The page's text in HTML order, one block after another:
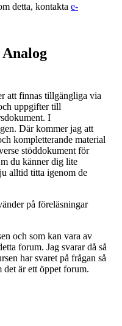
detta, kontakta e-
att finnas tillgängliga via
uppgifter till
I
Där kommer jag att
kompletterande material
stöddokument för
du känner dig lite
alltid titta igenom de
på föreläsningar
och som kan vara av
forum. Jag svarar då så
har svaret på frågan så
det är ett öppet forum.